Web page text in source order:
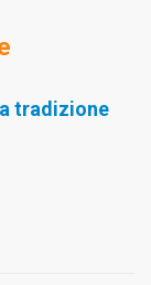
tradizione